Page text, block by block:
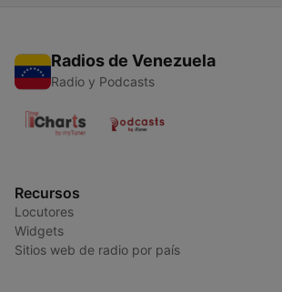
Radios de Venezuela
Radio y Podcasts
Recursos
Locutores
Widgets
Sitios web de radio por país